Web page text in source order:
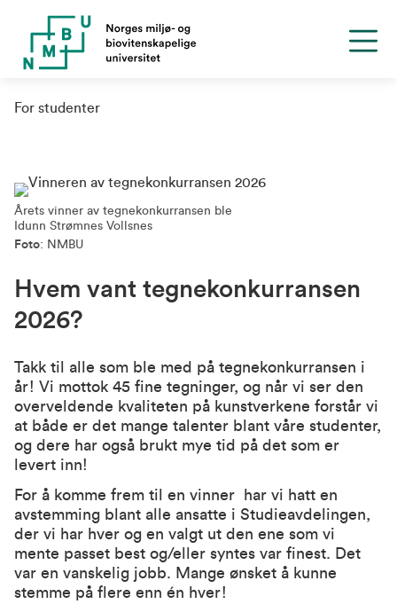
For studenter
Årets vinner av tegnekonkurransen ble
Idunn Strømnes Vollsnes
Foto: NMBU
Hvem vant tegnekonkurransen
2026?
Takk til alle som ble med på tegnekonkurransen i
år! Vi mottok 45 fine tegninger, og når vi ser den
overveldende kvaliteten på kunstverkene forstår vi
at både er det mange talenter blant våre studenter,
og dere har også brukt mye tid på det som er
levert inn!
For å komme frem til en vinner har vi hatt en
avstemming blant alle ansatte i Studieavdelingen,
der vi har hver og en valgt ut den ene som vi
mente passet best og/eller syntes var finest. Det
var en vanskelig jobb. Mange ønsket å kunne
stemme på flere enn én hver!